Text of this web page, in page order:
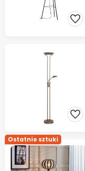
Ostatnie sztuki